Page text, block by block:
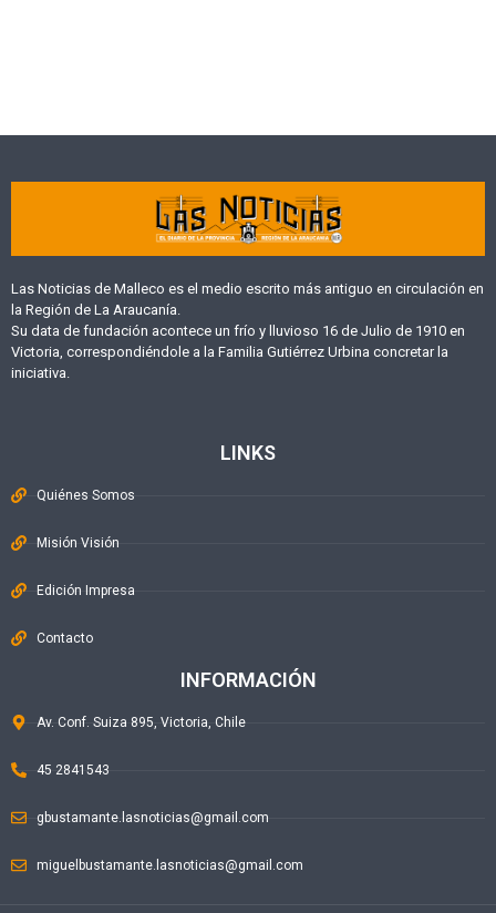
Las Noticias de Malleco es el medio escrito más antiguo en circulación en
la Región de La Araucanía.
Su data de fundación acontece un frío y lluvioso 16 de Julio de 1910 en
Victoria, correspondiéndole a la Familia Gutiérrez Urbina concretar la
iniciativa.
LINKS
Quiénes Somos
Misión Visión
Edición Impresa
Contacto
INFORMACIÓN
Av. Conf. Suiza 895, Victoria, Chile
45 2841543
gbustamante.lasnoticias@gmail.com
miguelbustamante.lasnoticias@gmail.com